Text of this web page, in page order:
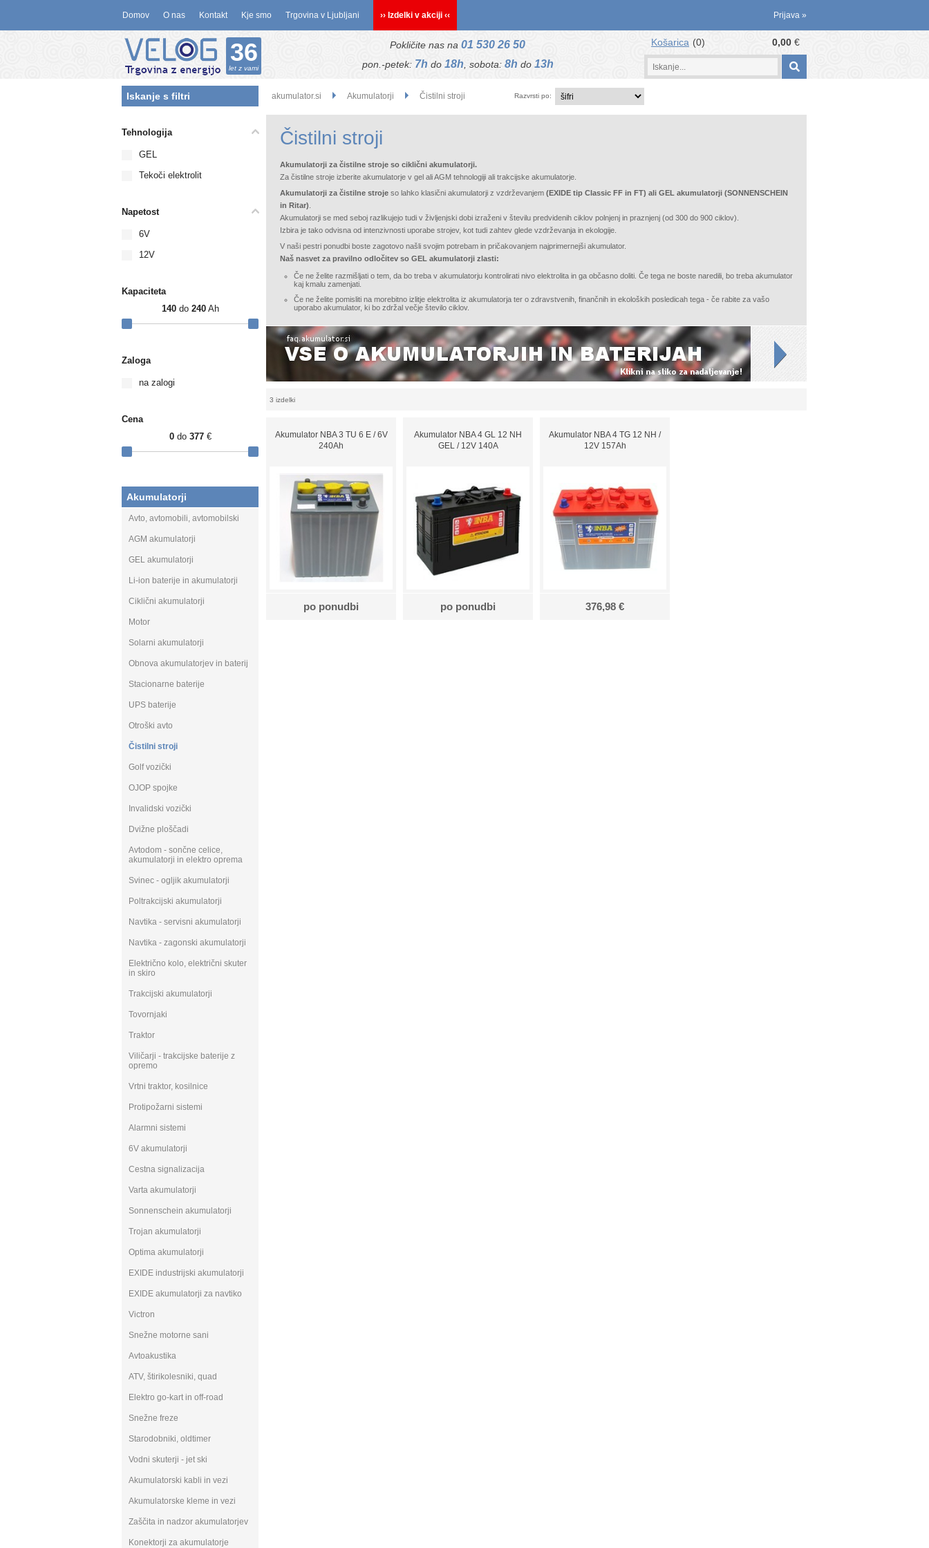
Domov O nas Kontakt Kje smo Trgovina v Ljubljani ›› Izdelki v akciji ‹‹ Prijava »
Košarica 0 0,00 €
36
let z vami
Pokličite nas na 01 530 26 50
pon.-petek: 7h do 18h , sobota: 8h do 13h
Iskanje s filtri
Tehnologija
GEL
Tekoči elektrolit
Napetost
6V
12V
Kapaciteta
140do 240Ah
Zaloga
na zalogi
Cena
0do 377€
Akumulatorji
Avto, avtomobili, avtomobilski
AGM akumulatorji
GEL akumulatorji
Li-ion baterije in akumulatorji
Ciklični akumulatorji
Motor
Solarni akumulatorji
Obnova akumulatorjev in baterij
Stacionarne baterije
UPS baterije
Otroški avto
Čistilni stroji
Golf vozički
OJOP spojke
Invalidski vozički
Dvižne ploščadi
Avtodom - sončne celice,
akumulatorji in elektro oprema
Svinec - ogljik akumulatorji
Poltrakcijski akumulatorji
Navtika - servisni akumulatorji
Navtika - zagonski akumulatorji
Električno kolo, električni skuter
in skiro
Trakcijski akumulatorji
Tovornjaki
Traktor
Viličarji - trakcijske baterije z
opremo
Vrtni traktor, kosilnice
Protipožarni sistemi
Alarmni sistemi
6V akumulatorji
Cestna signalizacija
Varta akumulatorji
Sonnenschein akumulatorji
Trojan akumulatorji
Optima akumulatorji
EXIDE industrijski akumulatorji
EXIDE akumulatorji za navtiko
Victron
Snežne motorne sani
Avtoakustika
ATV, štirikolesniki, quad
Elektro go-kart in off-road
Snežne freze
Starodobniki, oldtimer
Vodni skuterji - jet ski
Akumulatorski kabli in vezi
Akumulatorske kleme in vezi
Zaščita in nadzor akumulatorjev
Konektorji za akumulatorje
akumulator.si Akumulatorji Čistilni stroji Razvrsti po:
Čistilni stroji
Akumulatorji za čistilne stroje so ciklični akumulatorji.
Za čistilne stroje izberite akumulatorje v gel ali AGM tehnologiji ali trakcijske akumulatorje.
Akumulatorji za čistilne stroje so lahko klasični akumulatorji z vzdrževanjem (EXIDE tip Classic FF in FT) ali GEL akumulatorji (SONNENSCHEIN
in Ritar)
Akumulatorji se med seboj razlikujejo tudi v življenjski dobi izraženi v številu predvidenih ciklov polnjenj in praznjenj (od 300 do 900 ciklov).
Izbira je tako odvisna od intenzivnosti uporabe strojev, kot tudi zahtev glede vzdrževanja in ekologije.
V naši pestri ponudbi boste zagotovo našli svojim potrebam in pričakovanjem najprimernejši akumulator.
Naš nasvet za pravilno odločitev so GEL akumulatorji zlasti:
Če ne želite razmišljati o tem, da bo treba v akumulatorju kontrolirati nivo elektrolita in ga občasno doliti. Če tega ne boste naredili, bo treba akumulator
kaj kmalu zamenjati.
Če ne želite pomisliti na morebitno izlitje elektrolita iz akumulatorja ter o zdravstvenih, finančnih in ekoloških posledicah tega - če rabite za vašo
uporabo akumulator, ki bo zdržal večje število ciklov.
3 izdelki
Akumulator NBA 3 TU 6 E / 6V
240Ah
po ponudbi
Akumulator NBA 4 GL 12 NH
GEL / 12V 140A
po ponudbi
Akumulator NBA 4 TG 12 NH /
12V 157Ah
376,98 €